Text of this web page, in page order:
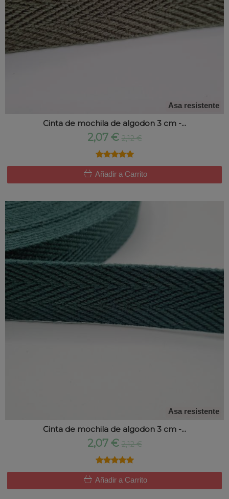
Asa resistente
Cinta de mochila de algodon 3 cm -...
2,07 € 2,12 €
★★★★★
★★★★★
Añadir a Carrito
Asa resistente
Cinta de mochila de algodon 3 cm -...
2,07 € 2,12 €
★★★★★
★★★★★
Añadir a Carrito